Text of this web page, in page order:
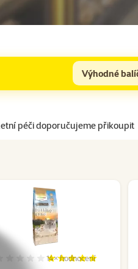
Výhodné
péči doporučujeme přikoupit
6 Hodnocení 100%, počet
14×hodnocení